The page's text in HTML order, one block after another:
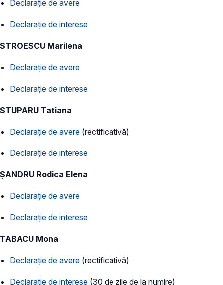
Declarație de avere
Declarație de interese
STROESCU Marilena
Declarație de avere
Declarație de interese
STUPARU Tatiana
Declarație de avere (rectificativă)
Declarație de interese
ȘANDRU Rodica Elena
Declarație de avere
Declarație de interese
TABACU Mona
Declarație de avere (rectificativă)
Declarație de interese (30 de zile de la numire)